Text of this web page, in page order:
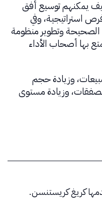
يمكنهم توسيع أفق
استراتيجية، وفي
الصحيحة وتطوير منظومة
بها أصحاب الأداء
وزيادة حجم
وزيادة مستوى
كريغ كريستنسن.